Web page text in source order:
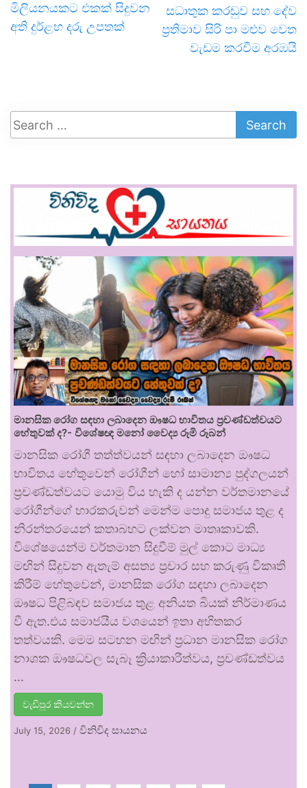
මිලියනයකට එකක් සිදුවන
අති දුර්ළභ දරු උපතක්
සධාතුක කරඬුව සහ දේව
ප්‍රතිමාව සිරි පා මළුව වෙත
වැඩම කරවීම අරඹයි
මානසික රෝග සඳහා ලබාදෙන ඖෂධ භාවිතය ප්‍රචණ්ඩත්වයට
හේතුවක් ද?- විශේෂඥ මනෝ වෛද්‍ය රූමි රූබන්
මානසික රෝගී තත්ත්වයන් සඳහා ලබාදෙන ඖෂධ
භාවිතය හේතුවෙන් රෝගීන් හෝ සාමාන්‍ය පුද්ගලයන්
ප්‍රචණ්ඩත්වයට යොමු විය හැකි ද යන්න වර්තමානයේ
රෝගීන්ගේ භාරකරුවන් මෙන්ම පොදු සමාජය තුළ ද
නිරන්තරයෙන් කතාබහට ලක්වන මාතෘකාවකි.
විශේෂයෙන්ම වර්තමාන සිදුවීම් මුල් කොට මාධ්‍ය
මඟින් සිදුවන ඇතැම් අසත්‍ය ප්‍රචාර සහ කරුණු විකෘති
කිරීම් හේතුවෙන්, මානසික රෝග සඳහා ලබාදෙන
ඖෂධ පිළිබඳව සමාජය තුළ අනියත බියක් නිර්මාණය
වී ඇත.එය සමාජයීය වශයෙන් ඉතා අහිතකර
තත්වයකි. මෙම සටහන මඟින් ප්‍රධාන මානසික රෝග
නාශක ඖෂධවල සැබෑ ක්‍රියාකාරීත්වය, ප්‍රචණ්ඩත්වය
…
වැඩිපුර කියවන්න
July 15, 2026 / විනිවිද සායනය